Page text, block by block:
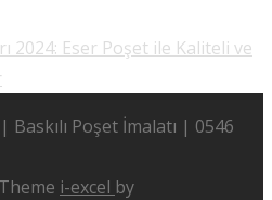
2024: Eser Poşet ile Kaliteli ve
Poşet İmalatı | 0546
i-excel by